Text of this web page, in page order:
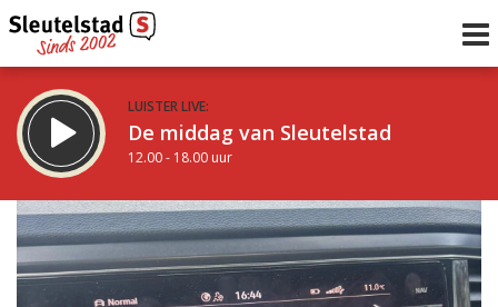
LUISTER LIVE:
De middag van Sleutelstad
12.00 - 18.00 uur
STRAKS:
De vrijdagavond met Keanu
18.00 - 19.00 uur
Vorig uur
uur 1 van 0 Volgend uur